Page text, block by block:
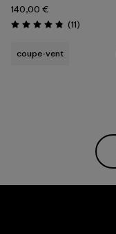
140,00 €
Évaluation: 4.8 / 5
(11Avis
)
coupe-vent